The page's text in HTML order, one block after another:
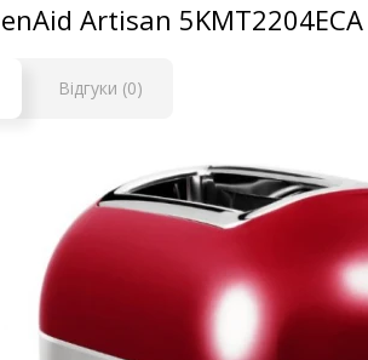
Artisan 5KMT2204ECA
Відгуки (0)